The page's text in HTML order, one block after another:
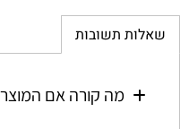
שאלות תשובות
מה קורה אם